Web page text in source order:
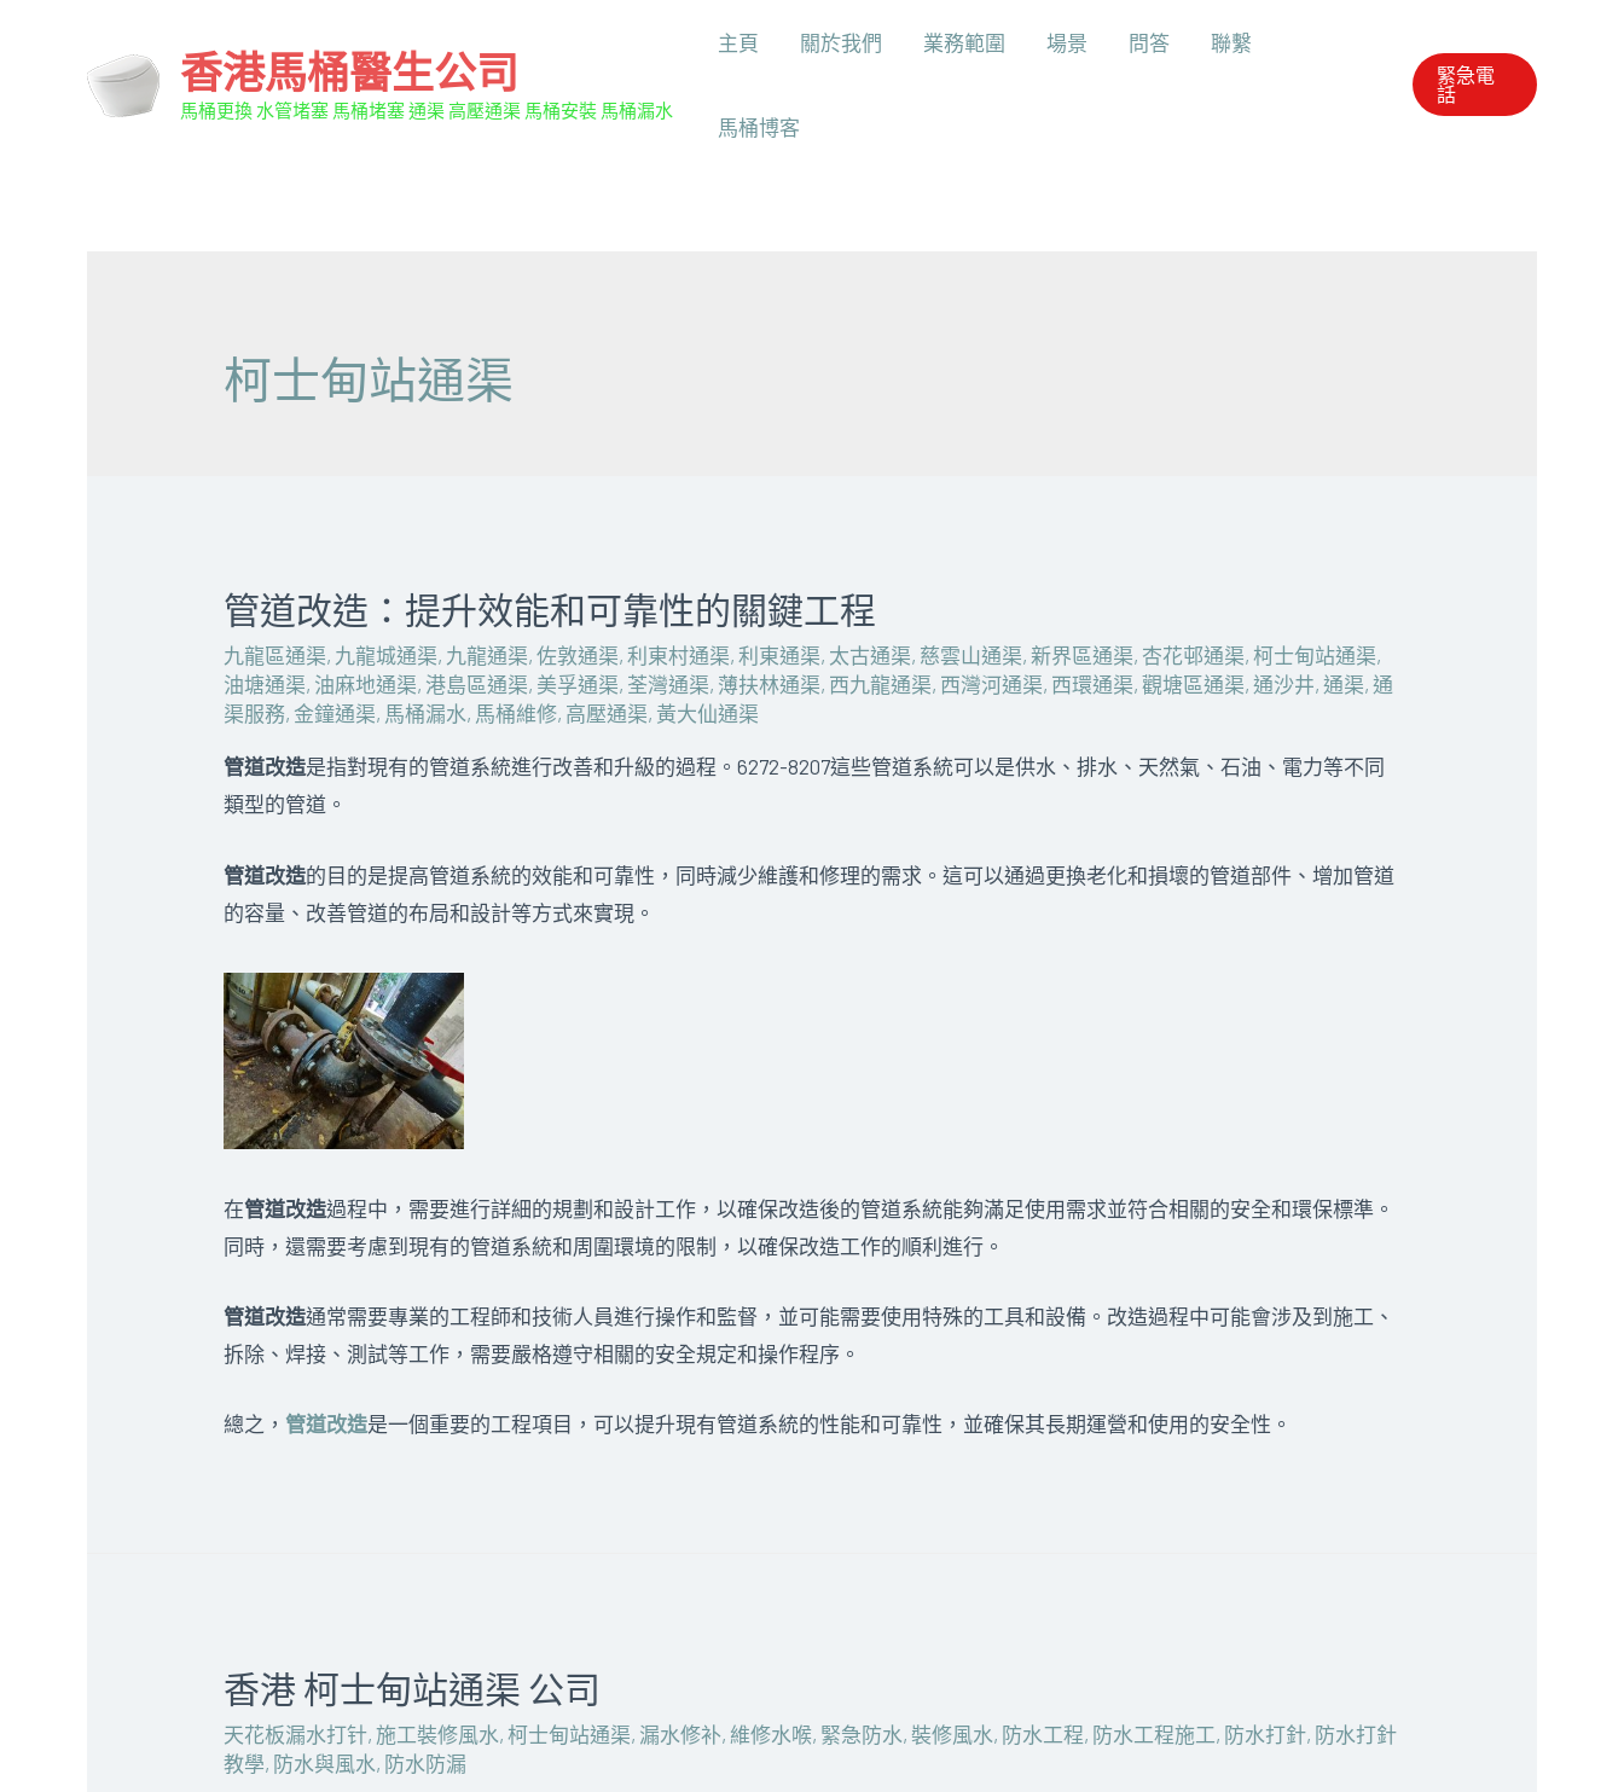
香港馬桶醫生公司
馬桶更換 水管堵塞 馬桶堵塞 通渠 高壓通渠 馬桶安裝 馬桶漏水
主頁 關於我們 業務範圍 場景 問答 聯繫
馬桶博客
緊急電
話
柯士甸站通渠
管道改造：提升效能和可靠性的關鍵工程
九龍區通渠, 九龍城通渠, 九龍通渠,佐敦通渠,利東村通渠,利東通渠, 太古通渠, 慈雲山通渠,新界區通渠, 杏花邨通渠,柯士甸站通渠,
油塘通渠, 油麻地通渠, 港島區通渠, 美孚通渠, 荃灣通渠, 薄扶林通渠, 西九龍通渠, 西灣河通渠, 西環通渠,觀塘區通渠,通沙井,通渠,通
渠服務, 金鐘通渠, 馬桶漏水, 馬桶維修, 高壓通渠, 黃大仙通渠
管道改造是指對現有的管道系統進行改善和升級的過程。6272-8207這些管道系統可以是供水、排水、天然氣、石油、電力等不同
類型的管道。
管道改造的目的是提高管道系統的效能和可靠性，同時減少維護和修理的需求。這可以通過更換老化和損壞的管道部件、增加管道
的容量、改善管道的布局和設計等方式來實現。
在管道改造過程中，需要進行詳細的規劃和設計工作，以確保改造後的管道系統能夠滿足使用需求並符合相關的安全和環保標準。
同時，還需要考慮到現有的管道系統和周圍環境的限制，以確保改造工作的順利進行。
管道改造通常需要專業的工程師和技術人員進行操作和監督，並可能需要使用特殊的工具和設備。改造過程中可能會涉及到施工、
拆除、焊接、測試等工作，需要嚴格遵守相關的安全規定和操作程序。
總之，管道改造是一個重要的工程項目，可以提升現有管道系統的性能和可靠性，並確保其長期運營和使用的安全性。
香港 柯士甸站通渠 公司
天花板漏水打针,施工裝修風水 ,柯士甸站通渠, 漏水修补, 維修水喉, 緊急防水 ,裝修風水 , 防水工程, 防水工程施工, 防水打針, 防水打針
教學, 防水與風水 , 防水防漏